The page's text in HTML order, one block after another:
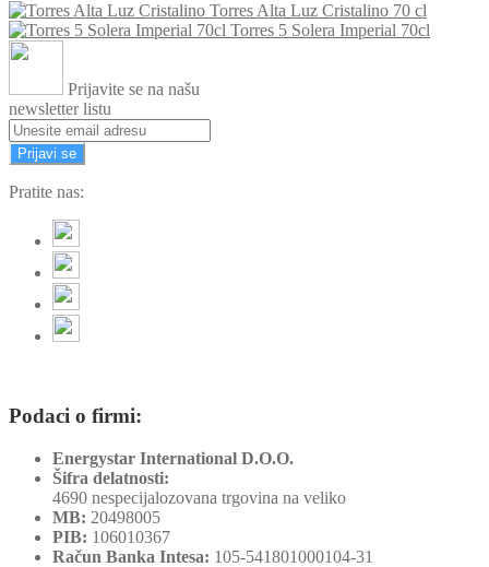
Torres Alta Luz Cristalino 70 cl
Torres 5 Solera Imperial 70cl
Prijavite se na našu
newsletter listu
Prijavi se
Pratite nas:
Podaci o firmi:
Energystar International D.O.O.
Šifra delatnosti:
4690 nespecijalozovana trgovina na veliko
MB: 20498005
PIB: 106010367
Račun Banka Intesa: 105-541801000104-31